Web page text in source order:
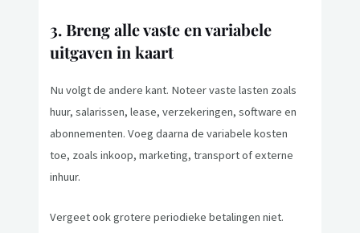
3. Breng alle vaste en variabele
uitgaven in kaart
Nu volgt de andere kant. Noteer vaste lasten zoals
huur, salarissen, lease, verzekeringen, software en
abonnementen. Voeg daarna de variabele kosten
toe, zoals inkoop, marketing, transport of externe
inhuur.
Vergeet ook grotere periodieke betalingen niet.